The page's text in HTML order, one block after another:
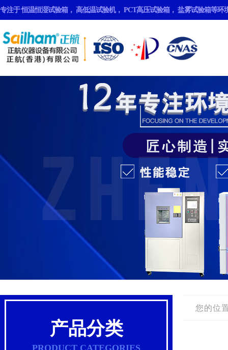
专注于恒温恒湿试验箱， 高低温试验机， PCT高压试验箱， 盐雾试验箱等环
产品分类
PRODUCT CATEGORIES
您的位